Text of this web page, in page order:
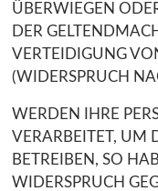
ÜBERWIEGEN
DER
VERTEIDIGUNG
(WIDERSPRUCH
WERDEN IHRE
VERARBEITET, UM
BETREIBEN, SO
WIDERSPRUCH